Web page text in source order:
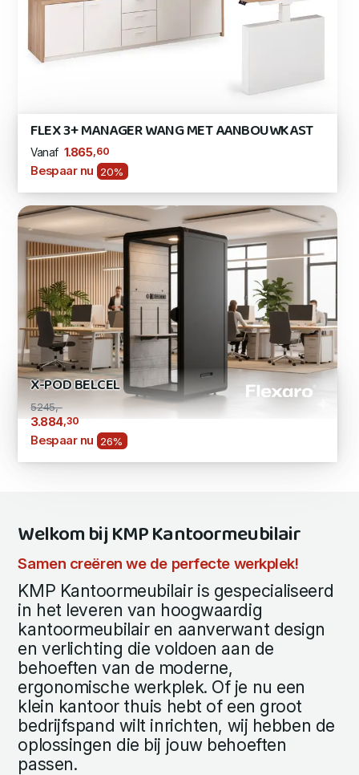
FLEX 3+ MANAGER WANG MET AANBOUWKAST
Vanaf 1.865,60
Bespaar nu 20%
X-POD BELCEL
5245,-
3.884,30
Bespaar nu 26%
Welkom bij KMP Kantoormeubilair
Samen creëren we de perfecte werkplek!
KMP Kantoormeubilair is gespecialiseerd
in het leveren van hoogwaardig
kantoormeubilair en aanverwant design
en verlichting die voldoen aan de
behoeften van de moderne,
ergonomische werkplek. Of je nu een
klein kantoor thuis hebt of een groot
bedrijfspand wilt inrichten, wij hebben de
oplossingen die bij jouw behoeften
passen.